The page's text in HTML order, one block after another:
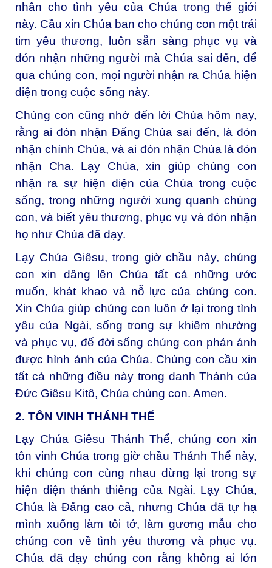
nhân cho tình yêu của Chúa trong thế giới
này. Cầu xin Chúa ban cho chúng con một trái
tim yêu thương, luôn sẵn sàng phục vụ và
đón nhận những người mà Chúa sai đến, để
qua chúng con, mọi người nhận ra Chúa hiện
diện trong cuộc sống này.
Chúng con cũng nhớ đến lời Chúa hôm nay,
rằng ai đón nhận Đấng Chúa sai đến, là đón
nhận chính Chúa, và ai đón nhận Chúa là đón
nhận Cha. Lạy Chúa, xin giúp chúng con
nhận ra sự hiện diện của Chúa trong cuộc
sống, trong những người xung quanh chúng
con, và biết yêu thương, phục vụ và đón nhận
họ như Chúa đã dạy.
Lạy Chúa Giêsu, trong giờ chầu này, chúng
con xin dâng lên Chúa tất cả những ước
muốn, khát khao và nỗ lực của chúng con.
Xin Chúa giúp chúng con luôn ở lại trong tình
yêu của Ngài, sống trong sự khiêm nhường
và phục vụ, để đời sống chúng con phản ánh
được hình ảnh của Chúa. Chúng con cầu xin
tất cả những điều này trong danh Thánh của
Đức Giêsu Kitô, Chúa chúng con. Amen.
2. TÔN VINH THÁNH THỂ
Lạy Chúa Giêsu Thánh Thể, chúng con xin
tôn vinh Chúa trong giờ chầu Thánh Thể này,
khi chúng con cùng nhau dừng lại trong sự
hiện diện thánh thiêng của Ngài. Lạy Chúa,
Chúa là Đấng cao cả, nhưng Chúa đã tự hạ
mình xuống làm tôi tớ, làm gương mẫu cho
chúng con về tình yêu thương và phục vụ.
Chúa đã dạy chúng con rằng không ai lớn